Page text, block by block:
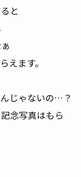
と
えます。
じゃないの…？
念写真はもら